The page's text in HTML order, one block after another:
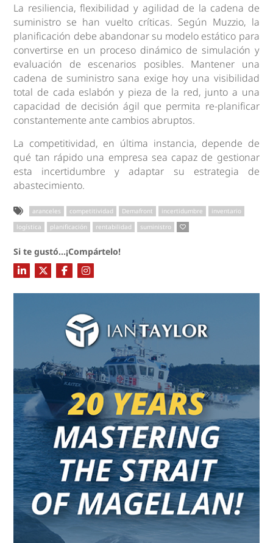
La resiliencia, flexibilidad y agilidad de la cadena de
suministro se han vuelto críticas. Según Muzzio, la
planificación debe abandonar su modelo estático para
convertirse en un proceso dinámico de simulación y
evaluación de escenarios posibles. Mantener una
cadena de suministro sana exige hoy una visibilidad
total de cada eslabón y pieza de la red, junto a una
capacidad de decisión ágil que permita re-planificar
constantemente ante cambios abruptos.
La competitividad, en última instancia, depende de
qué tan rápido una empresa sea capaz de gestionar
esta incertidumbre y adaptar su estrategia de
abastecimiento.
aranceles competitividad Demafront incertidumbre
inventario
logística
planificación rentabilidad suministro
Si te gustó...¡Compártelo!